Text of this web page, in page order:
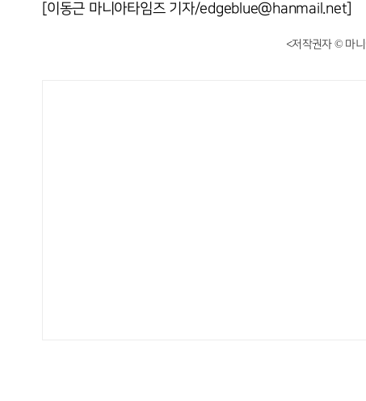
[이동근 마니아타임즈 기자/edgeblue@hanmail.net]
<저작권자 © 마